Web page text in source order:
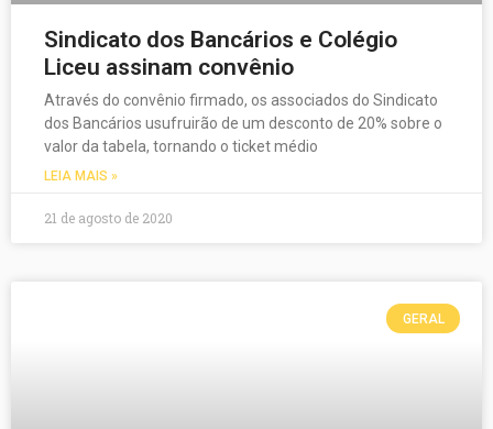
Sindicato dos Bancários e Colégio
Liceu assinam convênio
Através do convênio firmado, os associados do Sindicato
dos Bancários usufruirão de um desconto de 20% sobre o
valor da tabela, tornando o ticket médio
LEIA MAIS »
21 de agosto de 2020
GERAL